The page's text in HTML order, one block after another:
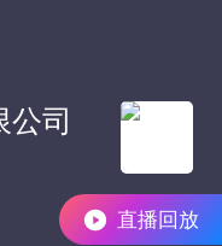
直播回放
公司